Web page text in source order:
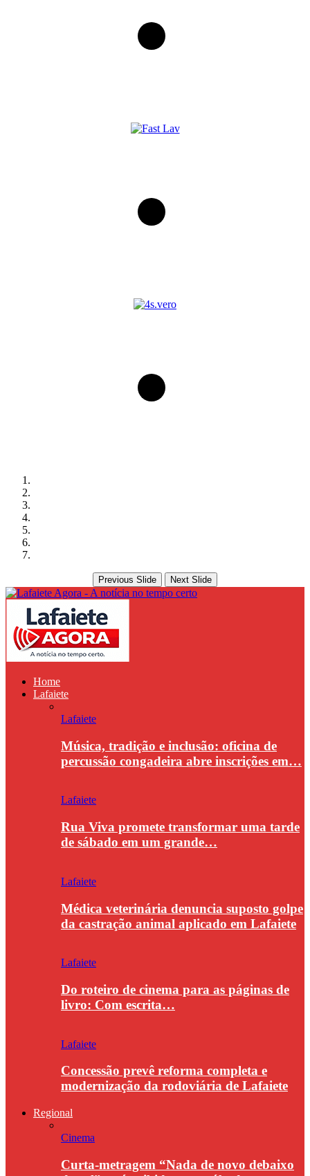
Previous Slide Next Slide
Home
Lafaiete
Lafaiete
Música, tradição e inclusão: oficina de
percussão congadeira abre inscrições em…
Lafaiete
Rua Viva promete transformar uma tarde
de sábado em um grande…
Lafaiete
Médica veterinária denuncia suposto golpe
da castração animal aplicado em Lafaiete
Lafaiete
Do roteiro de cinema para as páginas de
livro: Com escrita…
Lafaiete
Concessão prevê reforma completa e
modernização da rodoviária de Lafaiete
Regional
Cinema
Curta-metragem “Nada de novo debaixo